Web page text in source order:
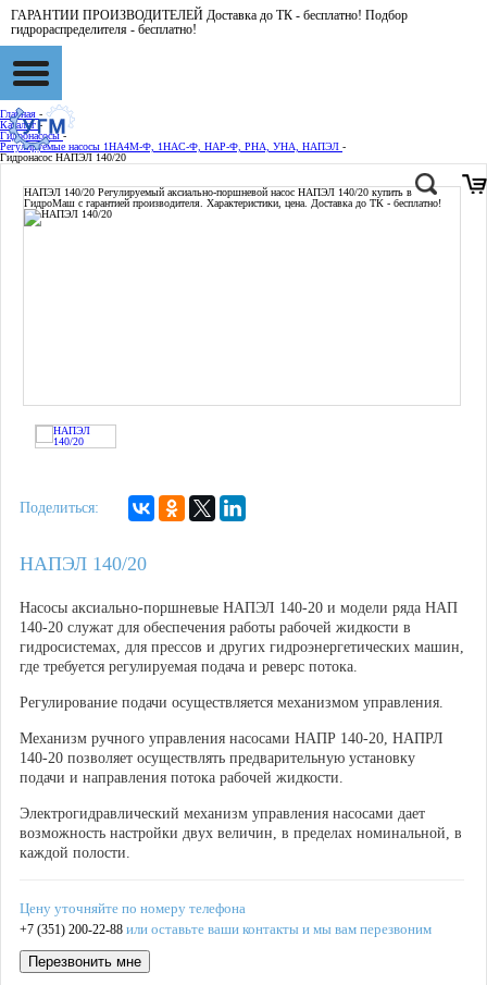
ГАРАНТИИ ПРОИЗВОДИТЕЛЕЙ Доставка до ТК - бесплатно! Подбор
гидрораспределителя - бесплатно!
Главная -
Каталог -
Гидронасосы -
Регулируемые насосы 1НА4М-Ф, 1НАС-Ф, НАР-Ф, РНА, УНА, НАПЭЛ -
Гидронасос НАПЭЛ 140/20
НАПЭЛ 140/20 Регулируемый аксиально-поршневой насос НАПЭЛ 140/20 купить в
ГидроМаш с гарантией производителя. Характеристики, цена. Доставка до ТК - бесплатно!
Поделиться:
НАПЭЛ 140/20
Насосы аксиально-поршневые НАПЭЛ 140-20 и модели ряда НАП
140-20 служат для обеспечения работы рабочей жидкости в
гидросистемах, для прессов и других гидроэнергетических машин,
где требуется регулируемая подача и реверс потока.
Регулирование подачи осуществляется механизмом управления.
Механизм ручного управления насосами НАПР 140-20, НАПРЛ
140-20 позволяет осуществлять предварительную установку
подачи и направления потока рабочей жидкости.
Электрогидравлический механизм управления насосами дает
возможность настройки двух величин, в пределах номинальной, в
каждой полости.
Цену уточняйте по номеру телефона
+7 (351) 200-22-88 или оставьте ваши контакты и мы вам перезвоним
Перезвонить мне